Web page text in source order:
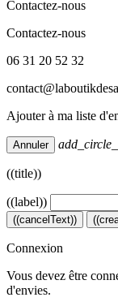
Contactez-nous
Contactez-nous
06 31 20 52 32
Ajouter à ma liste
Annuler
((title))
((label))
((cancelText))
Connexion
Vous devez être
d'envies.